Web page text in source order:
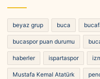
beyaz grup buca
bucaspor puan durumu
haberler ispartaspor
Mustafa Kemal Atatürk